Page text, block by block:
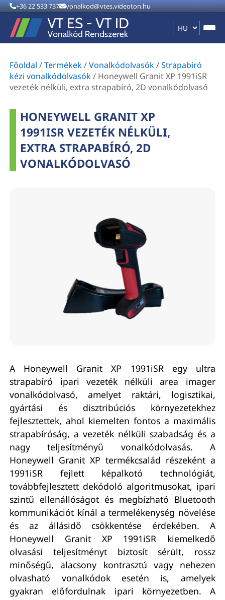
+36 22 533 737 vonalkod@vtes.videoton.hu
Főoldal /Termékek/Vonalkódolvasók/Strapabíró
kézi vonalkódolvasók/ Honeywell Granit XP 1991iSR
vezeték nélküli, extra strapabíró, 2D vonalkódolvasó
HONEYWELL GRANIT XP
1991ISR VEZETÉK NÉLKÜLI,
EXTRA STRAPABÍRÓ, 2D
VONALKÓDOLVASÓ
A Honeywell Granit XP 1991iSR egy ultra
strapabíró ipari vezeték nélküli area imager
vonalkódolvasó, amelyet raktári, logisztikai,
gyártási és disztribúciós környezetekhez
fejlesztettek, ahol kiemelten fontos a maximális
strapabíróság, a vezeték nélküli szabadság és a
nagy teljesítményű vonalkódolvasás. A
Honeywell Granit XP termékcsalád részeként a
1991iSR fejlett képalkotó technológiát,
továbbfejlesztett dekódoló algoritmusokat, ipari
szintű ellenállóságot és megbízható Bluetooth
kommunikációt kínál a termelékenység növelése
és az állásidő csökkentése érdekében. A
Honeywell Granit XP 1991iSR kiemelkedő
olvasási teljesítményt biztosít sérült, rossz
minőségű, alacsony kontrasztú vagy nehezen
olvasható vonalkódok esetén is, amelyek
gyakran előfordulnak ipari környezetben. A